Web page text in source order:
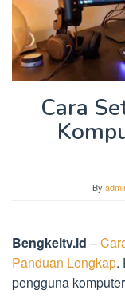
Cara
By
Bengkeltv.id –
Panduan Lengkap.
pengguna